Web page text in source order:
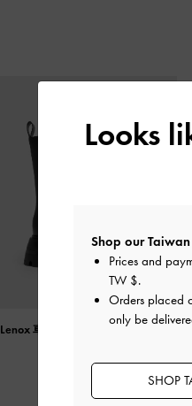
Lenox 車線厚底切爾西靴
Looks
Shop our
Prices and
TW $.
Orders placed
only be
SHOP